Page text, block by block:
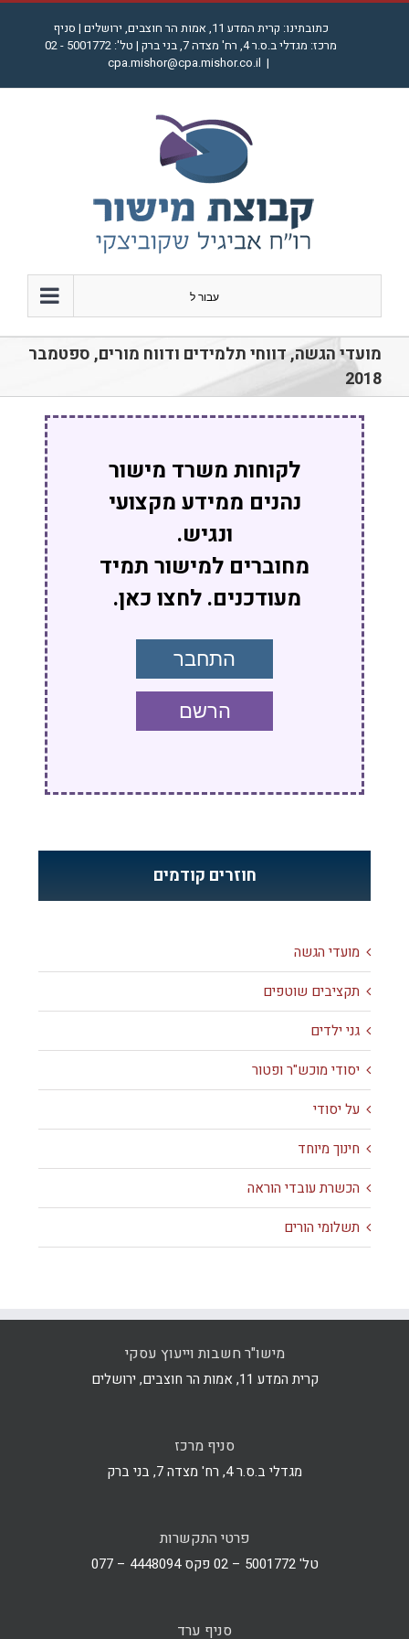
דלג
כתובתינו: קרית המדע 11, אמות הר חוצבים, ירושלים | סניף
מרכז: מגדלי ב.ס.ר 4, רח' מצדה 7, בני ברק | טל': 5001772 - 02
|
cpa.mishor@cpa.mishor.co.il
עבור ל
מועדי הגשה, דווחי תלמידים ודווח מורים, ספטמבר
2018
לקוחות משרד מישור
נהנים ממידע מקצועי
ונגיש.
מחוברים למישור תמיד
מעודכנים. לחצו כאן.
התחבר
הרשם
חוזרים קודמים
מועדי הגשה
תקציבים שוטפים
גני ילדים
יסודי מוכש"ר ופטור
על יסודי
חינוך מיוחד
הכשרת עובדי הוראה
תשלומי הורים
מישו"ר חשבות וייעוץ עסקי
קרית המדע 11, אמות הר חוצבים, ירושלים
סניף מרכז
מגדלי ב.ס.ר 4, רח' מצדה 7, בני ברק
פרטי התקשרות
טל' 5001772 – 02 פקס 4448094 – 077
סניף ערד